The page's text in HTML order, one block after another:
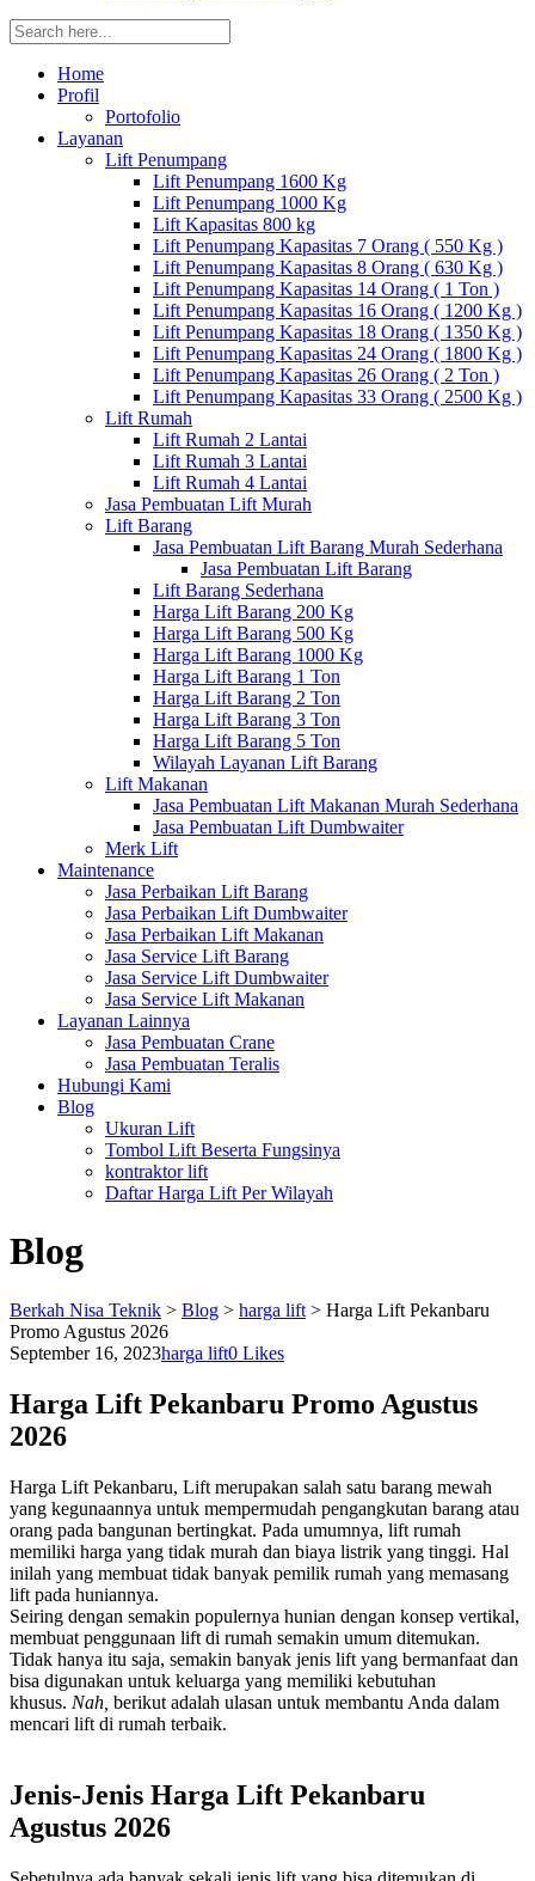
Home
Profil
Portofolio
Layanan
Lift Penumpang
Lift Penumpang 1600 Kg
Lift Penumpang 1000 Kg
Lift Kapasitas 800 kg
Lift Penumpang Kapasitas 7 Orang ( 550 Kg )
Lift Penumpang Kapasitas 8 Orang ( 630 Kg )
Lift Penumpang Kapasitas 14 Orang ( 1 Ton )
Lift Penumpang Kapasitas 16 Orang ( 1200 Kg )
Lift Penumpang Kapasitas 18 Orang ( 1350 Kg )
Lift Penumpang Kapasitas 24 Orang ( 1800 Kg )
Lift Penumpang Kapasitas 26 Orang ( 2 Ton )
Lift Penumpang Kapasitas 33 Orang ( 2500 Kg )
Lift Rumah
Lift Rumah 2 Lantai
Lift Rumah 3 Lantai
Lift Rumah 4 Lantai
Jasa Pembuatan Lift Murah
Lift Barang
Jasa Pembuatan Lift Barang Murah Sederhana
Jasa Pembuatan Lift Barang
Lift Barang Sederhana
Harga Lift Barang 200 Kg
Harga Lift Barang 500 Kg
Harga Lift Barang 1000 Kg
Harga Lift Barang 1 Ton
Harga Lift Barang 2 Ton
Harga Lift Barang 3 Ton
Harga Lift Barang 5 Ton
Wilayah Layanan Lift Barang
Lift Makanan
Jasa Pembuatan Lift Makanan Murah Sederhana
Jasa Pembuatan Lift Dumbwaiter
Merk Lift
Maintenance
Jasa Perbaikan Lift Barang
Jasa Perbaikan Lift Dumbwaiter
Jasa Perbaikan Lift Makanan
Jasa Service Lift Barang
Jasa Service Lift Dumbwaiter
Jasa Service Lift Makanan
Layanan Lainnya
Jasa Pembuatan Crane
Jasa Pembuatan Teralis
Hubungi Kami
Blog
Ukuran Lift
Tombol Lift Beserta Fungsinya
kontraktor lift
Daftar Harga Lift Per Wilayah
Blog
Berkah Nisa Teknik > Blog > harga lift > Harga Lift Pekanbaru
Promo Agustus 2026
September 16, 2023harga lift0 Likes
Harga Lift Pekanbaru Promo Agustus
2026
Harga Lift Pekanbaru, Lift merupakan salah satu barang mewah
yang kegunaannya untuk mempermudah pengangkutan barang atau
orang pada bangunan bertingkat. Pada umumnya, lift rumah
memiliki harga yang tidak murah dan biaya listrik yang tinggi. Hal
inilah yang membuat tidak banyak pemilik rumah yang memasang
lift pada huniannya.
Seiring dengan semakin populernya hunian dengan konsep vertikal,
membuat penggunaan lift di rumah semakin umum ditemukan.
Tidak hanya itu saja, semakin banyak jenis lift yang bermanfaat dan
bisa digunakan untuk keluarga yang memiliki kebutuhan
khusus. Nah, berikut adalah ulasan untuk membantu Anda dalam
mencari lift di rumah terbaik.
Jenis-Jenis Harga Lift Pekanbaru
Agustus 2026